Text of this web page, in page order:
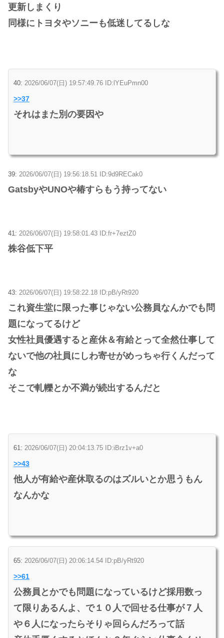
更新しまくり
同様にトヨタやソニーも低迷してるしな
40: 2026/06/07(日) 19:57:49.76 ID:lYEuPmn00
>>37
それはまた別の要因や
39: 2026/06/07(日) 19:56:18.51 ID:9d9RECak0
GatsbyやUNOや椿すらもう持ってない
41: 2026/06/07(日) 19:58:01.43 ID:fr+7eztZ0
株谷低下平
43: 2026/06/07(日) 19:58:22.18 ID:pB/yRt920
これ資生堂に限った事じゃない公務員なんかでも問
題になってるけど
女性社員優遇すると産休＆有給とって全然仕事して
ないで他の社員にしわ寄せがめっちゃ行くんだって
な
そこで軋轢とか不満が続出するんだと
61: 2026/06/07(日) 20:04:13.75 ID:iBrz1v+a0
>>43
他人が有給や産休取るのはズルいとか思うもん
なんかな
65: 2026/06/07(日) 20:06:14.54 ID:pB/yRt920
>>61
公務員とかでも問題になっているけど採用数っ
て限りあるんよ、で１０人で回せる仕事が７人
や６人になったらそりゃ回らんだろって話